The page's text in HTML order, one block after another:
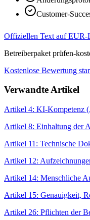
Customer-
Offiziellen Text auf EUR-
Betreiberpaket prüfen-
Kostenlose Bewertung
Verwandte Artikel
Artikel 4: KI-Kompetenz
Artikel 8: Einhaltung der
Artikel 11: Technische
Artikel 12:
Artikel 14: Menschliche
Artikel 15: Genauigkeit,
Artikel 26: Pflichten der